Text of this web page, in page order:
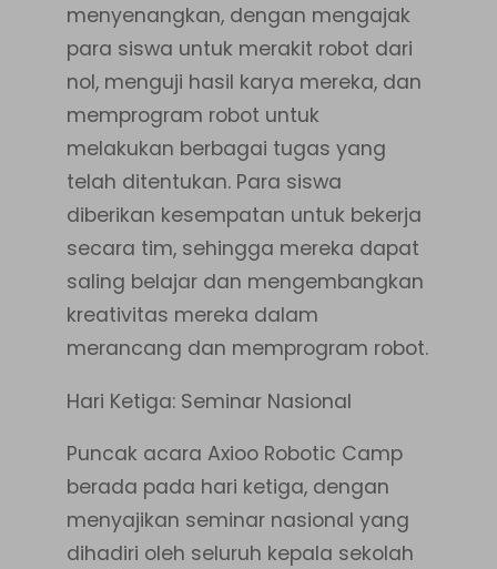
menyenangkan, dengan mengajak
para siswa untuk merakit robot dari
nol, menguji hasil karya mereka, dan
memprogram robot untuk
melakukan berbagai tugas yang
telah ditentukan. Para siswa
diberikan kesempatan untuk bekerja
secara tim, sehingga mereka dapat
saling belajar dan mengembangkan
kreativitas mereka dalam
merancang dan memprogram robot.
Hari Ketiga: Seminar Nasional
Puncak acara Axioo Robotic Camp
berada pada hari ketiga, dengan
menyajikan seminar nasional yang
dihadiri oleh seluruh kepala sekolah